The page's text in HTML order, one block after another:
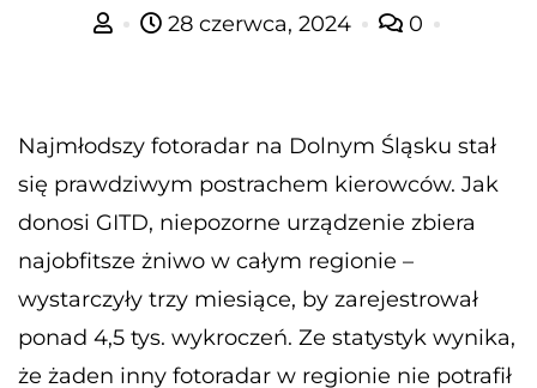
28 czerwca, 2024 0
Najmłodszy fotoradar na Dolnym Śląsku stał
się prawdziwym postrachem kierowców. Jak
donosi GITD, niepozorne urządzenie zbiera
najobfitsze żniwo w całym regionie –
wystarczyły trzy miesiące, by zarejestrował
ponad 4,5 tys. wykroczeń. Ze statystyk wynika,
że żaden inny fotoradar w regionie nie potrafił